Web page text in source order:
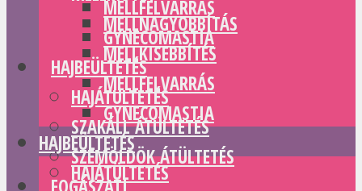
MELLFELVARRÁS
GYNECOMASTIA
HAJBEÜLTETÉS
HAJÁTÜLTETÉS
SZAKÁLL ÁTÜLTETÉS
SZEMÖLDÖK ÁTÜLTETÉS
MELLNAGYOBBÍTÁS
MELLKISEBBÍTÉS
MELLFELVARRÁS
GYNECOMASTIA
HAJBEÜLTETÉS
HAJÁTÜLTETÉS